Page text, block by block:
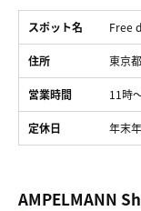
スポット名 Free
住所 東京
営業時間 11時
定休日 年末
AMPELMANN